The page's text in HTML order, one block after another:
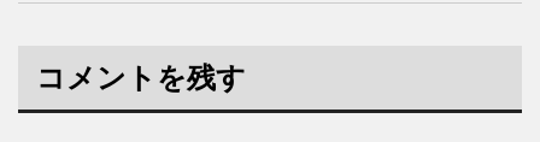
コメントを残す